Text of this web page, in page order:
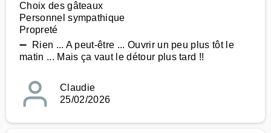
Choix des gâteaux
Personnel sympathique
Propreté
➖ Rien ... A peut-être ... Ouvrir un peu plus tôt le
matin ... Mais ça vaut le détour plus tard !!
Claudie
25/02/2026